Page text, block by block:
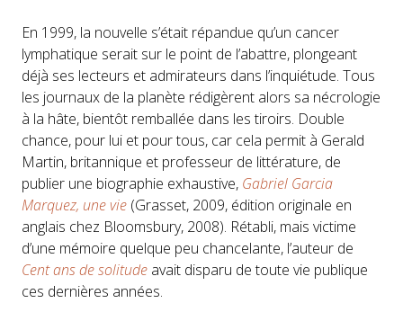
En 1999, la nouvelle s’était répandue qu’un cancer
lymphatique serait sur le point de l’abattre, plongeant
déjà ses lecteurs et admirateurs dans l’inquiétude. Tous
les journaux de la planète rédigèrent alors sa nécrologie
à la hâte, bientôt remballée dans les tiroirs. Double
chance, pour lui et pour tous, car cela permit à Gerald
Martin, britannique et professeur de littérature, de
publier une biographie exhaustive, Gabriel Garcia
Marquez, une vie (Grasset, 2009, édition originale en
anglais chez Bloomsbury, 2008). Rétabli, mais victime
d’une mémoire quelque peu chancelante, l’auteur de
Cent ans de solitude avait disparu de toute vie publique
ces dernières années.